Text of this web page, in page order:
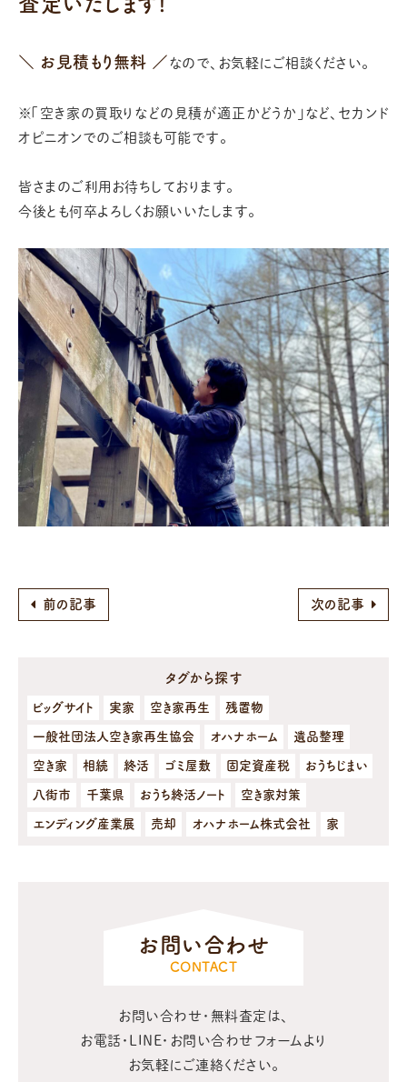
＼ お見積もり無料 ／ なので、お気軽にご相談ください。
※「空き家の買取りなどの見積が適正かどうか」など、 セカンド
オピニオンでのご相談も可能です。
皆さまのご利用お待ちしております。
今後とも何卒よろしくお願いいたします。
前の記事 次の記事
タグから探す
ビッグサイト 実家 空き家再生 残置物
一般社団法人空き家再生協会 オハナホーム 遺品整理
空き家 相続 終活 ゴミ屋敷 固定資産税 おうちじまい
八街市 千葉県 おうち終活ノート 空き家対策
エンディング産業展 売却 オハナホーム株式会社 家
お問い合わせ
CONTACT
お問い合わせ・無料査定は、
お電話・LINE・お問い合わせフォームより
お気軽にご連絡ください。